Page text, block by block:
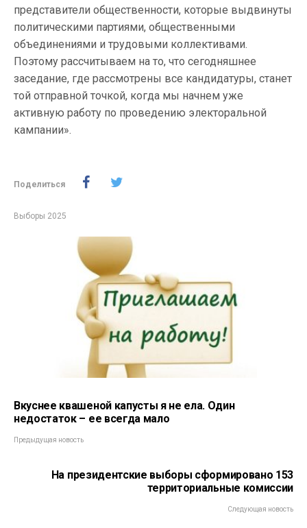
представители общественности, которые выдвинуты
политическими партиями, общественными
объединениями и трудовыми коллективами.
Поэтому рассчитываем на то, что сегодняшнее
заседание, где рассмотрены все кандидатуры, станет
той отправной точкой, когда мы начнем уже
активную работу по проведению электоральной
кампании».
Поделиться
Выборы 2025
Вкуснее квашеной капусты я не ела. Один
недостаток – ее всегда мало
Предыдущая новость
На президентские выборы сформировано 153
территориальные комиссии
Следующая новость